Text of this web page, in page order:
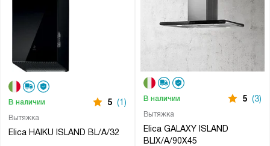
Вытяжка
Elica HAIKU ISLAND BL/A/32
В наличии 5 (1)
Вытяжка
Elica GALAXY ISLAND
BLIX/A/90X45
В наличии 5 (3)